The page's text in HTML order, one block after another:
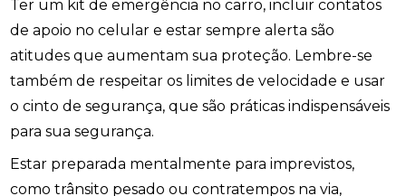
Ter um kit de emergência no carro, incluir contatos
de apoio no celular e estar sempre alerta são
atitudes que aumentam sua proteção. Lembre-se
também de respeitar os limites de velocidade e usar
o cinto de segurança, que são práticas indispensáveis
para sua segurança.
Estar preparada mentalmente para imprevistos,
como trânsito pesado ou contratempos na via,